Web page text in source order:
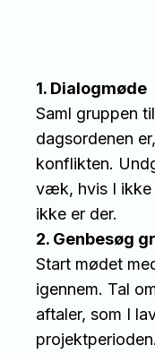
1. Dialogmøde
Saml gruppen
dagsordenen
konflikten.
væk, hvis I ikke
ikke er der.
2. Genbesøg
Start mødet
igennem. Tal
aftaler, som I